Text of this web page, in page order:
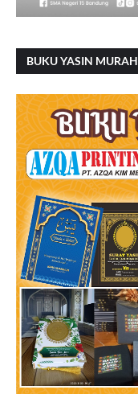
BUKU YASIN MURAH